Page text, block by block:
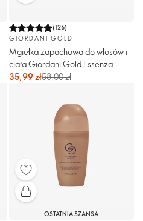
(126)
GIORDANI GOLD
Mgiełka zapachowa do włosów i
ciała Giordani Gold Essenza
Supreme
35,99 zł58,00 zł
OSTATNIA SZANSA